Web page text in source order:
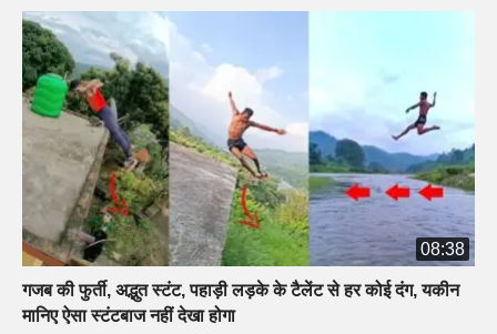
08:38
गजब की फुर्ती, अद्भुत स्टंट, पहाड़ी लड़के के टैलेंट से हर कोई दंग, यकीन
मानिए ऐसा स्टंटबाज नहीं देखा होगा